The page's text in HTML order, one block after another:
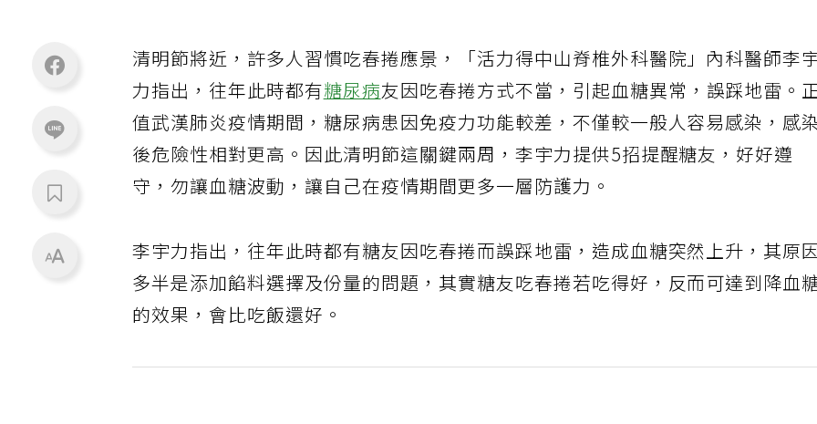
清明節將近，許多人習慣吃春捲應景，「活力得中山脊椎外科醫院」內科醫師李
力指出，往年此時都有糖尿病友因吃春捲方式不當，引起血糖異常，誤踩地雷。
值武漢肺炎疫情期間，糖尿病患因免疫力功能較差，不僅較一般人容易感染，感染
後危險性相對更高。因此清明節這關鍵兩周，李宇力提供5招提醒糖友，好好遵
守，勿讓血糖波動，讓自己在疫情期間更多一層防護力。
李宇力指出，往年此時都有糖友因吃春捲而誤踩地雷，造成血糖突然上升，其原
多半是添加餡料選擇及份量的問題，其實糖友吃春捲若吃得好，反而可達到降血
的效果，會比吃飯還好。